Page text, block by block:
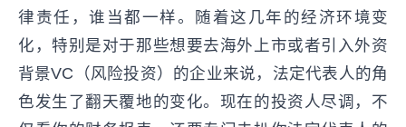
律责任，谁当都一样。随着这几年的经济环境变
化，特别是对于那些想要去海外上市或者引入外资
背景VC（风险投资）的企业来说，法定代表人的角
色发生了翻天覆地的变化。现在的投资人尽调，不